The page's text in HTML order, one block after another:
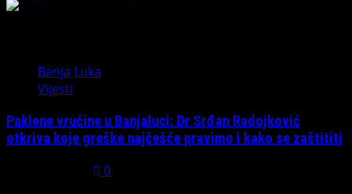
Banja Luka
Vijesti
Paklene vrućine u Banjaluci: Dr Srđan Radojković
otkriva koje greške najčešće pravimo i kako se zaštititi
0